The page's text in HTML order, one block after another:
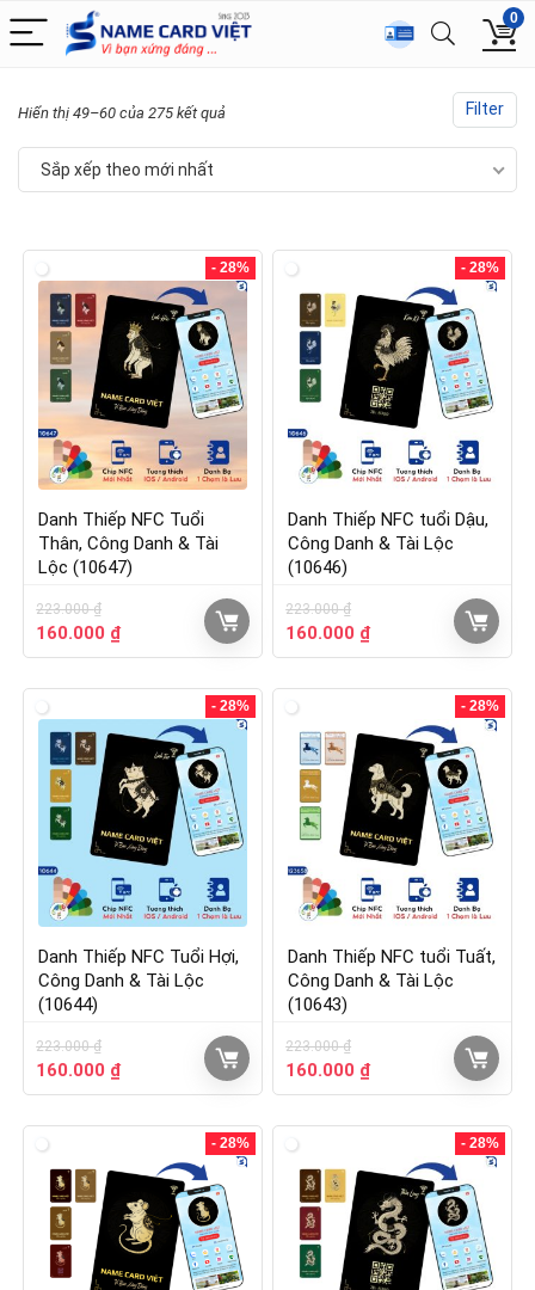
0
Filter
Hiển thị 49–60 của 275 kết quả
Sắp xếp theo mới nhất
- 28%
Danh Thiếp NFC Tuổi
Thân, Công Danh & Tài
Lộc (10647)
223.000₫
160.000 ₫
- 28%
Danh Thiếp NFC tuổi Dậu,
Công Danh & Tài Lộc
(10646)
223.000₫
160.000 ₫
- 28%
Danh Thiếp NFC Tuổi Hợi,
Công Danh & Tài Lộc
(10644)
223.000₫
160.000 ₫
- 28%
Danh Thiếp NFC tuổi Tuất,
Công Danh & Tài Lộc
(10643)
223.000₫
160.000 ₫
- 28% - 28%